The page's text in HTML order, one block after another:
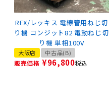
REX/レッキス 電線管用ねじ切
り機 コンジット82 電動ねじ切
り機 単相100V
大阪店 中古品(B)
販売価格 ¥96,800税込